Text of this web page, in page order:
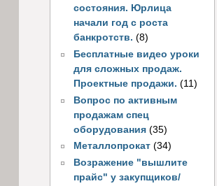
состояния. Юрлица
начали год с роста
банкротств. (8)
Бесплатные видео уроки
для сложных продаж.
Проектные продажи. (11)
Вопрос по активным
продажам спец
оборудования (35)
Металлопрокат (34)
Возражение "вышлите
прайс" у закупщиков/